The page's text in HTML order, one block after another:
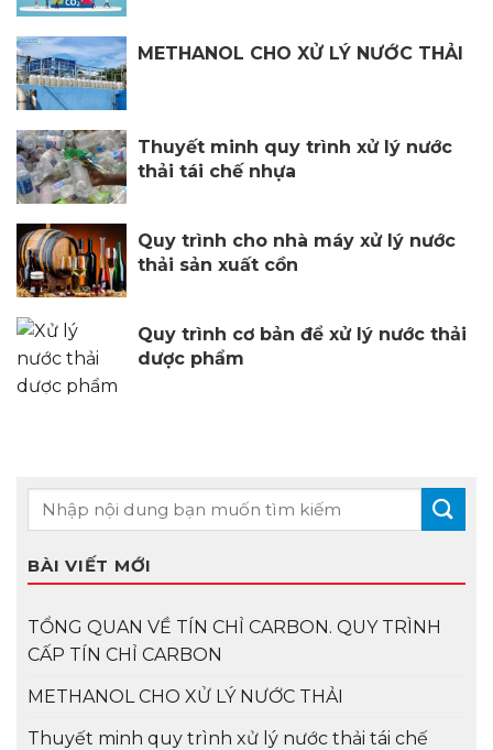
METHANOL CHO XỬ LÝ NƯỚC THẢI
Thuyết minh quy trình xử lý nước
thải tái chế nhựa
Quy trình cho nhà máy xử lý nước
thải sản xuất cồn
Quy trình cơ bản để xử lý nước thải
dược phẩm
BÀI VIẾT MỚI
TỔNG QUAN VỀ TÍN CHỈ CARBON. QUY TRÌNH
CẤP TÍN CHỈ CARBON
METHANOL CHO XỬ LÝ NƯỚC THẢI
Thuyết minh quy trình xử lý nước thải tái chế